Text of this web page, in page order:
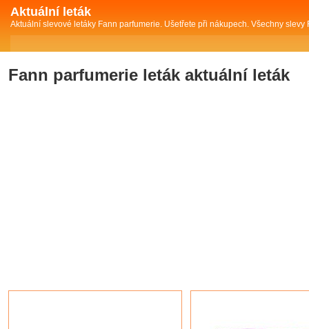
Aktuální leták
Aktuální slevové letáky Fann parfumerie. Ušetřete při nákupech. Všechny
Fann parfumerie leták aktuální leták